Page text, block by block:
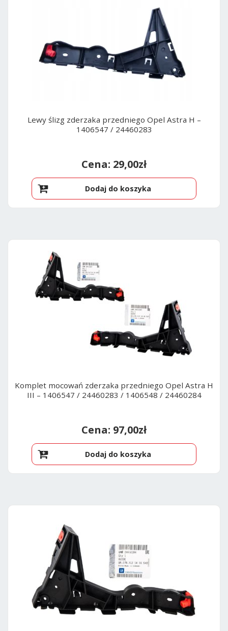
Lewy ślizg zderzaka przedniego Opel Astra H –
1406547 / 24460283
29,00zł
Dodaj do koszyka
Komplet mocowań zderzaka przedniego Opel Astra H
III – 1406547 / 24460283 / 1406548 / 24460284
97,00zł
Dodaj do koszyka